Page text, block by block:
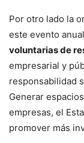
Por otro lado la
este evento
voluntarias de
empresarial y
responsabilidad
Generar
empresas, el
promover más